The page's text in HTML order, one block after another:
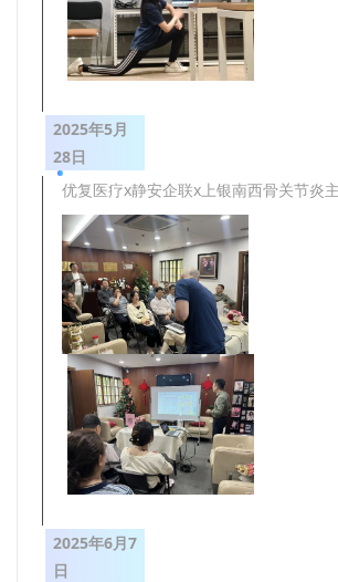
2025年5月
28日
优复医疗x静安企联x上银南西骨关节炎
2025年6月7
日